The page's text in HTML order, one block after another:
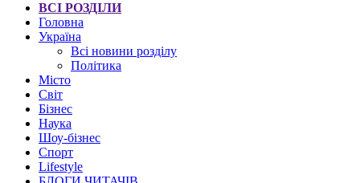
ВСІ РОЗДІЛИ
Головна
Україна
Всі новини розділу
Політика
Місто
Світ
Бізнес
Наука
Шоу-бізнес
Спорт
Lifestyle